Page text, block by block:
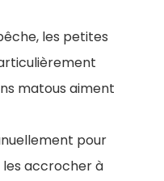
les petites
matous aiment
pour
accrocher à